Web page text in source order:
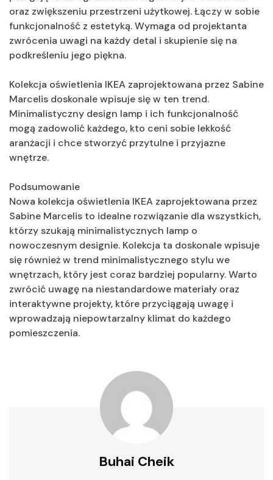
oraz zwiększeniu przestrzeni użytkowej. Łączy w sobie
funkcjonalność z estetyką. Wymaga od projektanta
zwrócenia uwagi na każdy detal i skupienie się na
podkreśleniu jego piękna.
Kolekcja oświetlenia IKEA zaprojektowana przez Sabine
Marcelis doskonale wpisuje się w ten trend.
Minimalistyczny design lamp i ich funkcjonalność
mogą zadowolić każdego, kto ceni sobie lekkość
aranżacji i chce stworzyć przytulne i przyjazne
wnętrze.
Podsumowanie
Nowa kolekcja oświetlenia IKEA zaprojektowana przez
Sabine Marcelis to idealne rozwiązanie dla wszystkich,
którzy szukają minimalistycznych lamp o
nowoczesnym designie. Kolekcja ta doskonale wpisuje
się również w trend minimalistycznego stylu we
wnętrzach, który jest coraz bardziej popularny. Warto
zwrócić uwagę na niestandardowe materiały oraz
interaktywne projekty, które przyciągają uwagę i
wprowadzają niepowtarzalny klimat do każdego
pomieszczenia.
Buhai Cheik